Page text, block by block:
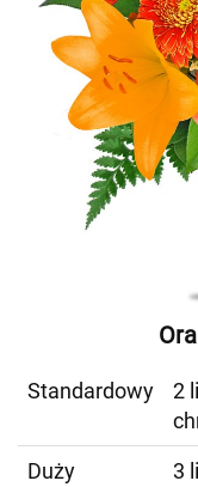
Standardowy
2
Duży
3